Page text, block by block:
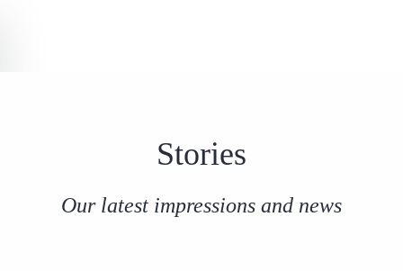
Stories
Our latest impressions and news